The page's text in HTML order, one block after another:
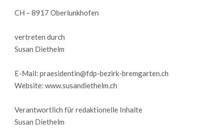
CH – 8917 Oberlunkhofen
vertreten durch
Susan Diethelm
E-Mail: praesidentin@fdp-bezirk-bremgarten.ch
Website: www.susandiethelm.ch
Verantwortlich für redaktionelle Inhalte
Susan Diethelm